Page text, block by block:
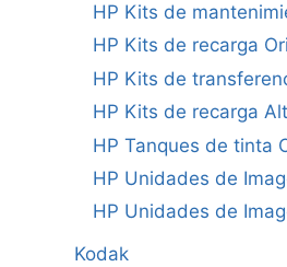
HP Kits de
HP Kits de recarga
HP Kits de
HP Kits de recarga
HP Tanques de tinta
HP Unidades de
HP Unidades de
Kodak